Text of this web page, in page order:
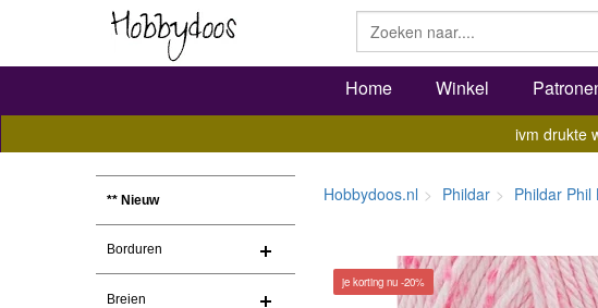
Home Winkel
ivm drukte
** Nieuw
Borduren
Breien
Hobbydoos.nl Phildar Phildar Phil
je korting nu -20%